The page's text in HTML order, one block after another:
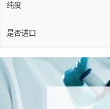
纯度
是否进口